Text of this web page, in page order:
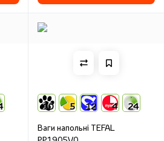
10 5 12 4 24
Ваги напольні TEFAL